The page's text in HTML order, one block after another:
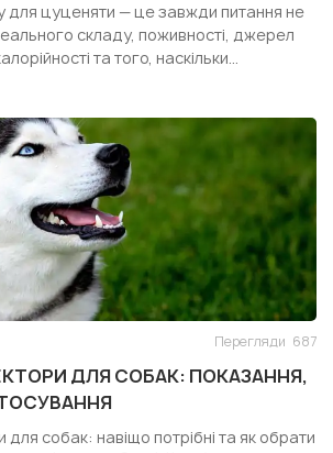
для цуценяти — це завжди питання не
складу, поживності, джерел
та того, наскільки
Puppy Recipe і Orijen Pupp...
Перегляди 687
ДЛЯ СОБАК: ПОКАЗАННЯ,
собак: навіщо потрібні та як обрати